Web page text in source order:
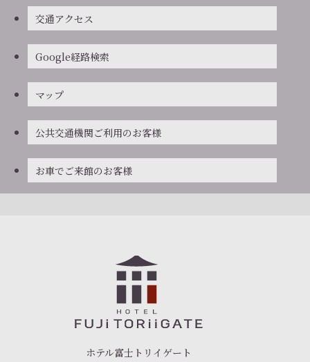
交通アクセス
Google経路検索
マップ
公共交通機関ご利用のお客様
お車でご来館のお客様
ホテル富士トリイゲート